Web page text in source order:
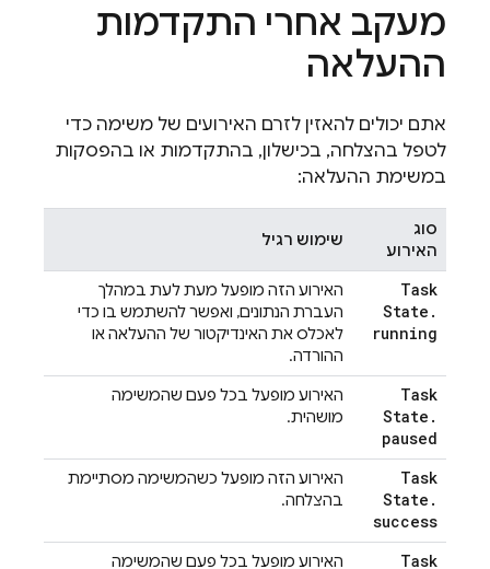
מעקב אחרי התקדמות
ההעלאה
אתם יכולים להאזין לזרם האירועים של משימה כדי
לטפל בהצלחה, בכישלון, בהתקדמות או בהפסקות
במשימת ההעלאה:
סוג
האירוע
שימוש רגיל
Task
State .
running
האירוע הזה מופעל מעת לעת במהלך
העברת הנתונים, ואפשר להשתמש בו כדי
לאכלס את האינדיקטור של ההעלאה או
ההורדה.
Task
State .
paused
האירוע מופעל בכל פעם שהמשימה
מושהית.
Task
State .
success
האירוע הזה מופעל כשהמשימה מסתיימת
בהצלחה.
Task האירוע מופעל בכל פעם שהמשימה